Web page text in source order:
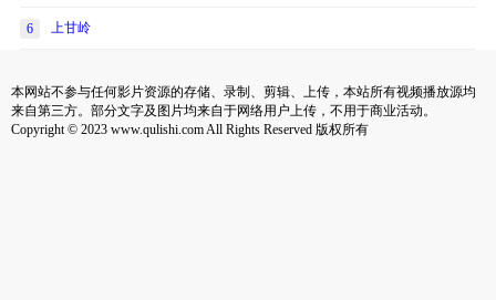
6 上甘岭
本网站不参与任何影片资源的存储、录制、剪辑、上传，本站所有视频播放源均
来自第三方。部分文字及图片均来自于网络用户上传，不用于商业活动。
Copyright © 2023 www.qulishi.com All Rights Reserved 版权所有